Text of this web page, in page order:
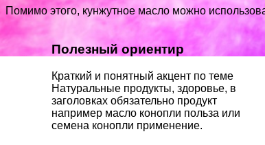
Помимо этого, кунжутное масло можно
Полезный ориентир
Краткий и понятный акцент по теме
Натуральные продукты, здоровье, в
заголовках обязательно продукт
например масло конопли польза или
семена конопли применение.